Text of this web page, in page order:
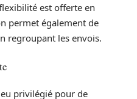
est offerte en
permet également de
regroupant les envois.
privilégié pour de